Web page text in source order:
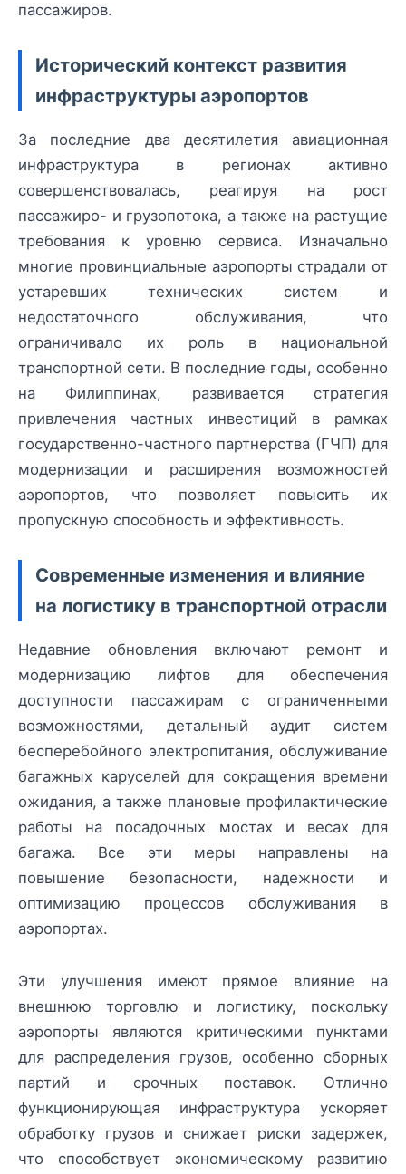
пассажиров.
Исторический контекст развития
инфраструктуры аэропортов
За последние два десятилетия авиационная
инфраструктура в регионах активно
совершенствовалась, реагируя на рост
пассажиро- и грузопотока, а также на растущие
требования к уровню сервиса. Изначально
многие провинциальные аэропорты страдали от
устаревших технических систем и
недостаточного обслуживания, что
ограничивало их роль в национальной
транспортной сети. В последние годы, особенно
на Филиппинах, развивается стратегия
привлечения частных инвестиций в рамках
государственно-частного партнерства (ГЧП) для
модернизации и расширения возможностей
аэропортов, что позволяет повысить их
пропускную способность и эффективность.
Современные изменения и влияние
на логистику в транспортной отрасли
Недавние обновления включают ремонт и
модернизацию лифтов для обеспечения
доступности пассажирам с ограниченными
возможностями, детальный аудит систем
бесперебойного электропитания, обслуживание
багажных каруселей для сокращения времени
ожидания, а также плановые профилактические
работы на посадочных мостах и весах для
багажа. Все эти меры направлены на
повышение безопасности, надежности и
оптимизацию процессов обслуживания в
аэропортах.
Эти улучшения имеют прямое влияние на
внешнюю торговлю и логистику, поскольку
аэропорты являются критическими пунктами
для распределения грузов, особенно сборных
партий и срочных поставок. Отлично
функционирующая инфраструктура ускоряет
обработку грузов и снижает риски задержек,
что способствует экономическому развитию